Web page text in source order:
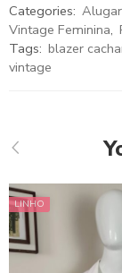
Categories:
Vintage Feminina,
Tags: blazer
vintage
LINHO